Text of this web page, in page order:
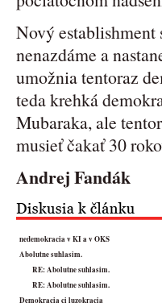
Nový establishment
nenazdáme a
umožnia tentoraz
teda krehká
Mubaraka, ale
musieť čakať 30
Andrej Fandák
nedemokracia v KI a v OKS
Abolutne suhlasim.
RE: Abolutne suhlasim.
RE: Abolutne suhlasim.
Demokracia ci luzokracia